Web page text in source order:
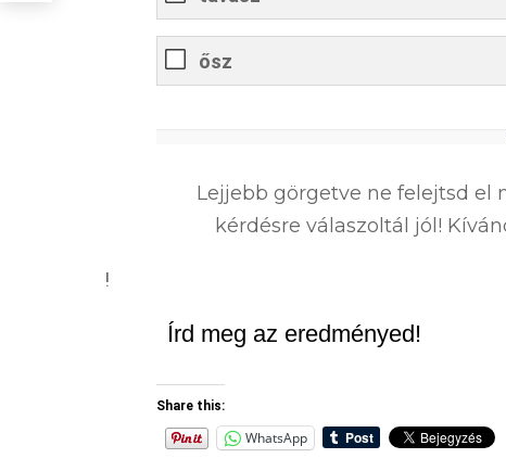
ősz
Lejjebb görgetve ne felejtsd el
kérdésre válaszoltál jól!
!
Írd meg az eredményed!
Share this:
WhatsApp